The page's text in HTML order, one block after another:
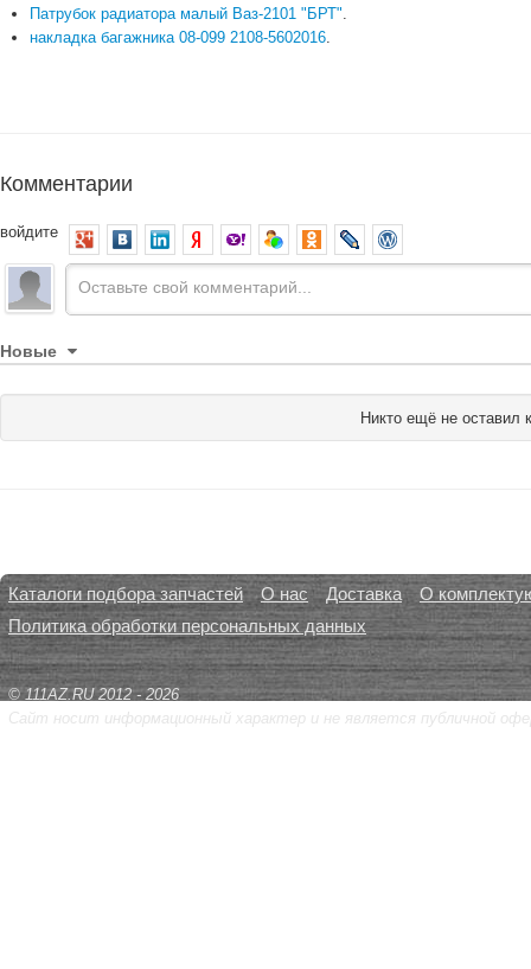
Патрубок радиатора малый Ваз-2101 "БРТ".
накладка багажника 08-099 2108-5602016.
Комментарии
войдите
Новые
Никто ещё не оставил
Каталоги подбора запчастей О нас Доставка
О
Политика обработки персональных данных
© 111AZ.RU 2012 - 2026
Сайт носит информационный характер и не является публичной